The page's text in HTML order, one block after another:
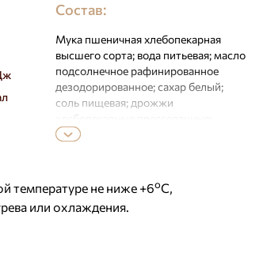
Состав:
Мука пшеничная хлебопекарная
высшего сорта; вода питьевая; масло
подсолнечное рафинированное
дезодорированное; сахар белый;
соль пищевая; дрожжи
хлебопекарные прессованные;
семена кунжута; улучшитель
(Е472е), антиокислитель (Е300),
вещество для обработки муки
(Е920), ферменты (альфа-амилаза,
температуре не ниже +6оС,
или охлаждения.